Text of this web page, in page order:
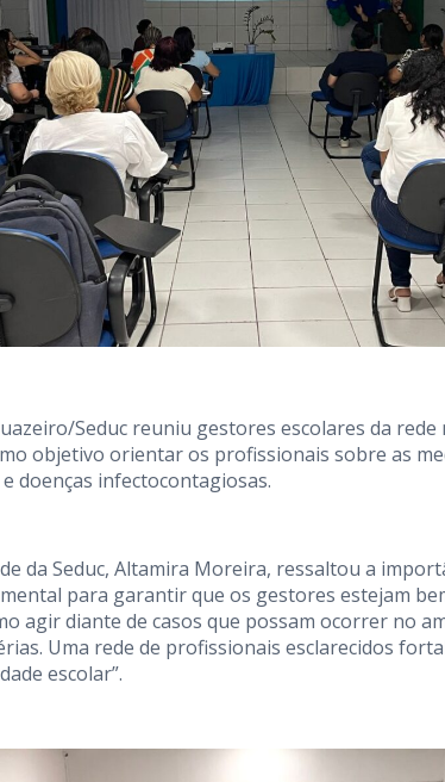
Seduc reuniu gestores escolares da
objetivo orientar os profissionais sobre as
doenças infectocontagiosas.
da Seduc, Altamira Moreira, ressaltou a
para garantir que os gestores estejam
agir diante de casos que possam ocorrer no
Uma rede de profissionais esclarecidos
escolar”.